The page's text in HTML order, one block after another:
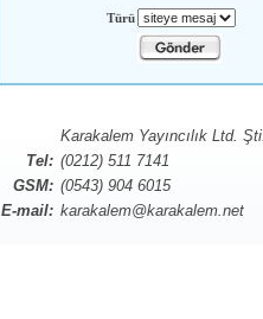
Türü
Karakalem Yayıncılık Ltd.
Tel: (0212) 511 7141
GSM: (0543) 904 6015
E-mail: karakalem@karakalem.net